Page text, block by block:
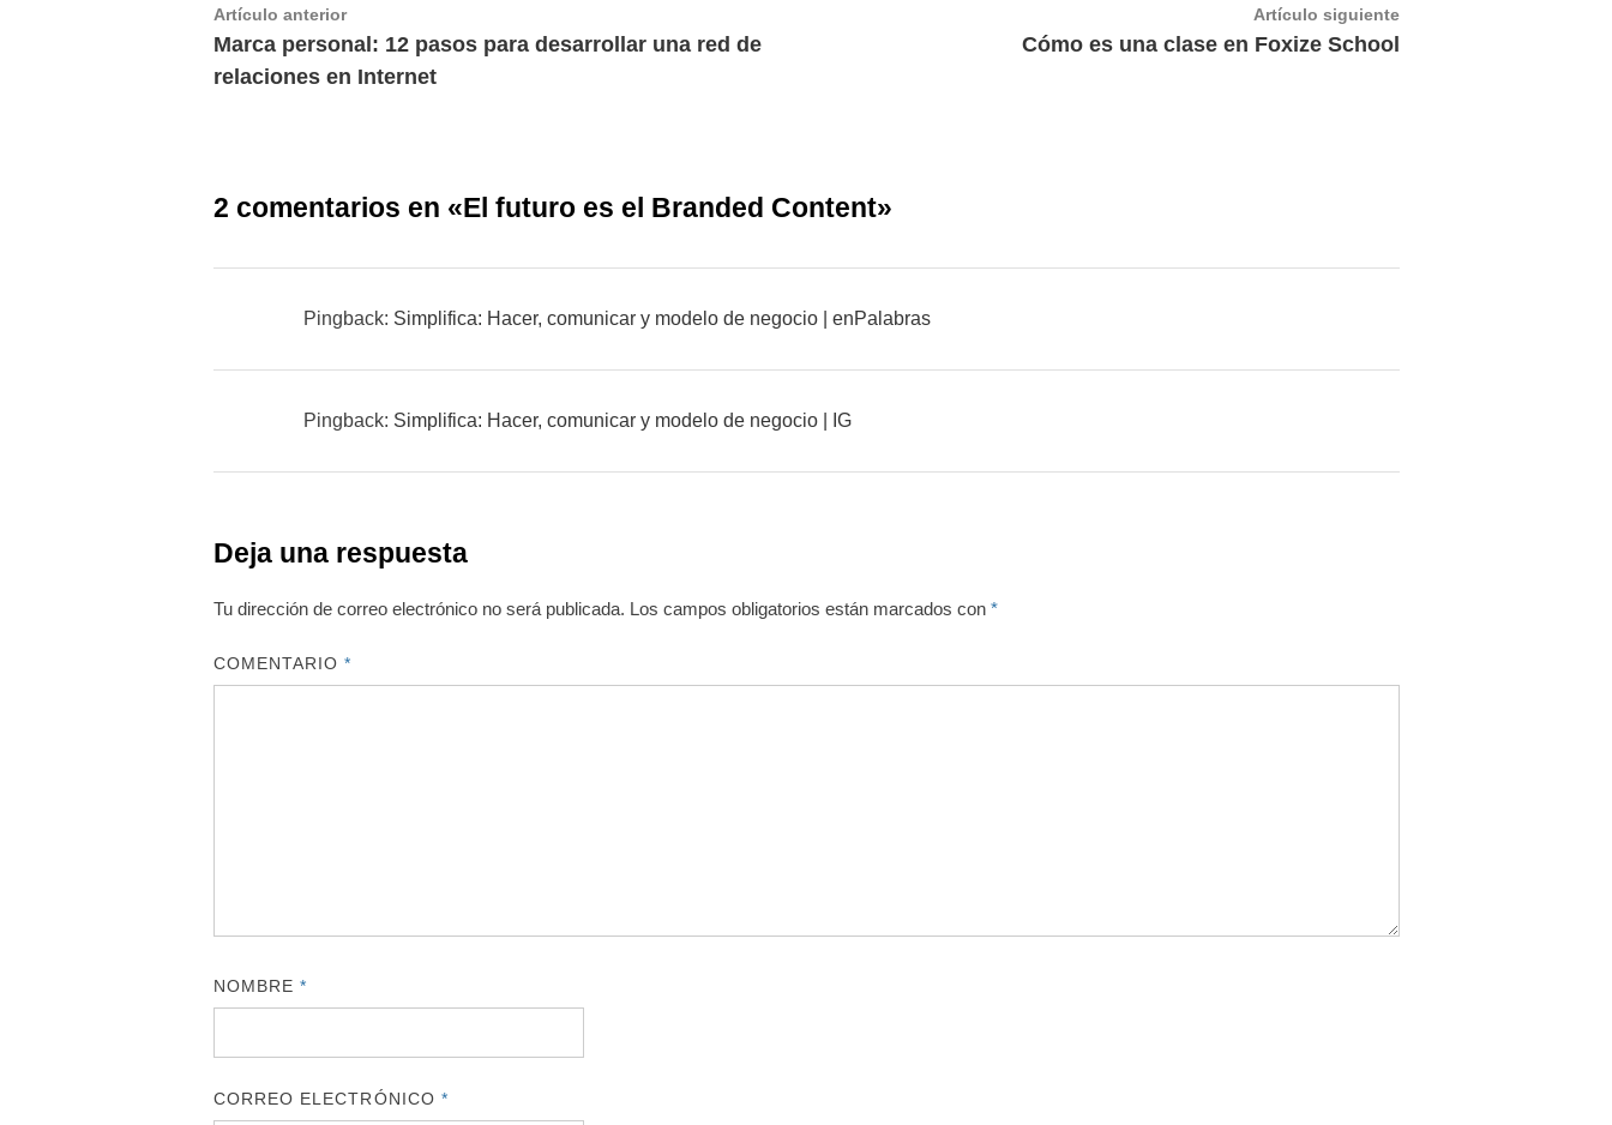
Navegación
de
entradas
Artículo anteriorArtículo
anterior:
Marca personal: 12 pasos para desarrollar una red de
relaciones en Internet
Artículo siguienteArtículo
siguiente:
Cómo es una clase en Foxize School
2 comentarios en «El futuro es el Branded Content»
Pingback: Simplifica: Hacer, comunicar y modelo de negocio | enPalabras
Pingback: Simplifica: Hacer, comunicar y modelo de negocio | IG
Deja una respuesta
Tu dirección de correo electrónico no será publicada. Los campos obligatorios están marcados con *
COMENTARIO*
NOMBRE*
CORREO ELECTRÓNICO *